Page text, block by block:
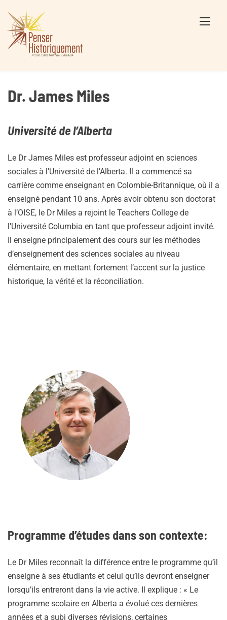
content
Dr. James Miles
Université de l’Alberta
Le Dr James Miles est professeur adjoint en sciences
sociales à l’Université de l’Alberta. Il a commencé sa
carrière comme enseignant en Colombie-Britannique, où il a
enseigné pendant 10 ans. Après avoir obtenu son doctorat
à l’OISE, le Dr Miles a rejoint le Teachers College de
l’Université Columbia en tant que professeur adjoint invité.
Il enseigne principalement des cours sur les méthodes
d’enseignement des sciences sociales au niveau
élémentaire, en mettant fortement l’accent sur la justice
historique, la vérité et la réconciliation.
Programme d’études dans son contexte:
Le Dr Miles reconnaît la différence entre le programme qu’il
enseigne à ses étudiants et celui qu’ils devront enseigner
lorsqu’ils entreront dans la vie active. Il explique : « Le
programme scolaire en Alberta a évolué ces dernières
années et a subi diverses révisions, certaines